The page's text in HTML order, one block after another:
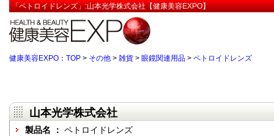
「ペトロイドレンズ」:山本光学株式会社【健康美容EXPO】
健康美容EXPO：TOP > その他 > 雑貨 > 眼鏡関連用品 > ペトロイドレンズ
山本光学株式会社
製品名 ： ペトロイドレンズ